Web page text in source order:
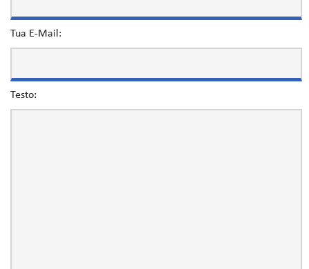
Tua E-Mail:
Testo: